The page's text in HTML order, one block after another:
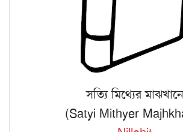
সত্যি মিথ্যের মাঝখানে
(Satyi Mithyer